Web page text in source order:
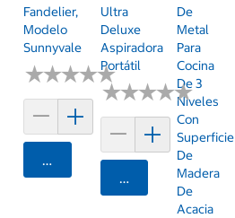
Fandelier,
Modelo
Sunnyvale
★★★★★
★★★★★
Agregar
Ultra
Deluxe
Aspiradora
Portátil
★★★★★
★★★★★
Agregar
De
Metal
Para
Cocina
De 3
Niveles
Con
Superficie
De
Madera
De
Acacia